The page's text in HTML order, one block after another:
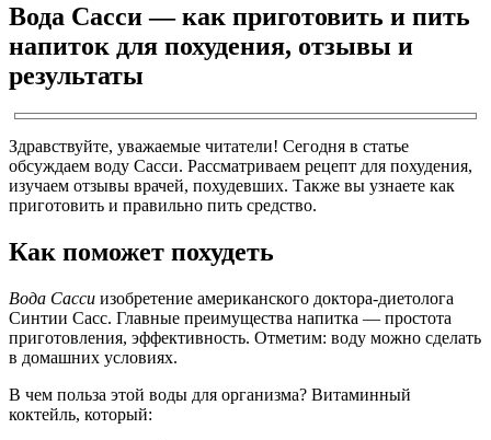
Вода Сасси — как приготовить и пить
напиток для похудения, отзывы и
результаты
Здравствуйте, уважаемые читатели! Сегодня в статье
обсуждаем воду Сасси. Рассматриваем рецепт для похудения,
изучаем отзывы врачей, похудевших. Также вы узнаете как
приготовить и правильно пить средство.
Как поможет похудеть
Вода Сасси изобретение американского доктора-диетолога
Синтии Сасс. Главные преимущества напитка — простота
приготовления, эффективность. Отметим: воду можно сделать
в домашних условиях.
В чем польза этой воды для организма? Витаминный
коктейль, который: